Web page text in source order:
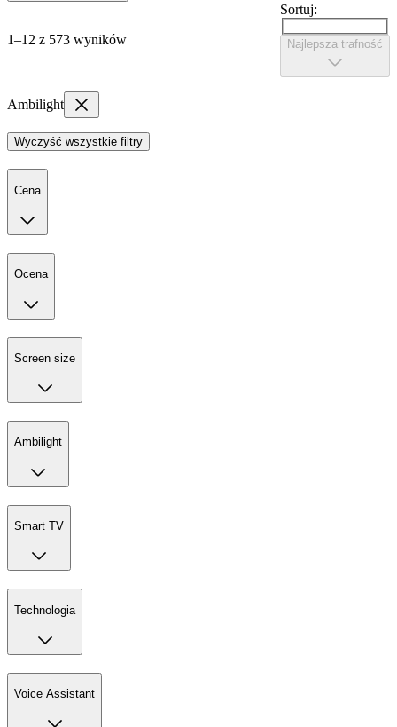
1–12 z 573 wyników
Sortuj:
Najlepsza trafność
Ambilight
Wyczyść wszystkie filtry
Cena
Ocena
Screen size
Ambilight
Smart TV
Technologia
Voice Assistant